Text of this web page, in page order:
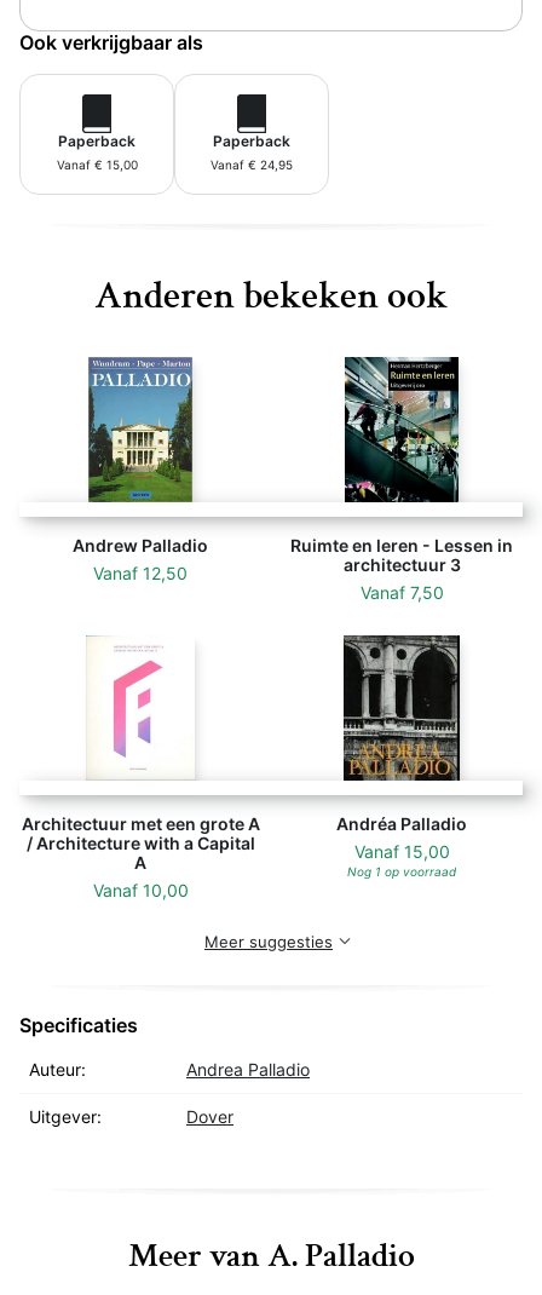
Ook verkrijgbaar als
Paperback
Vanaf € 15,00
Paperback
Vanaf € 24,95
Anderen bekeken ook
Andrew Palladio
Vanaf 12,50
Ruimte en leren - Lessen in
architectuur 3
Vanaf 7,50
Architectuur met een grote A
/ Architecture with a Capital
A
Vanaf 10,00
Andréa Palladio
Vanaf 15,00
Nog 1 op voorraad
Meer suggesties
Specificaties
Auteur: Andrea Palladio
Uitgever: Dover
Meer van A. Palladio